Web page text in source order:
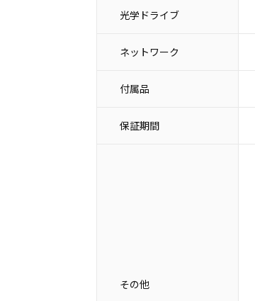
光学ドライブ
ネットワーク
付属品
保証期間
その他